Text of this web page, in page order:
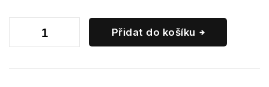
Přidat do košíku